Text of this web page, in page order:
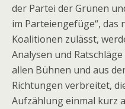
der Partei der Grünen
im Parteiengefüge“,
Koalitionen zulässt,
Analysen und
allen Bühnen und aus
Richtungen verbreitet,
Aufzählung einmal kurz